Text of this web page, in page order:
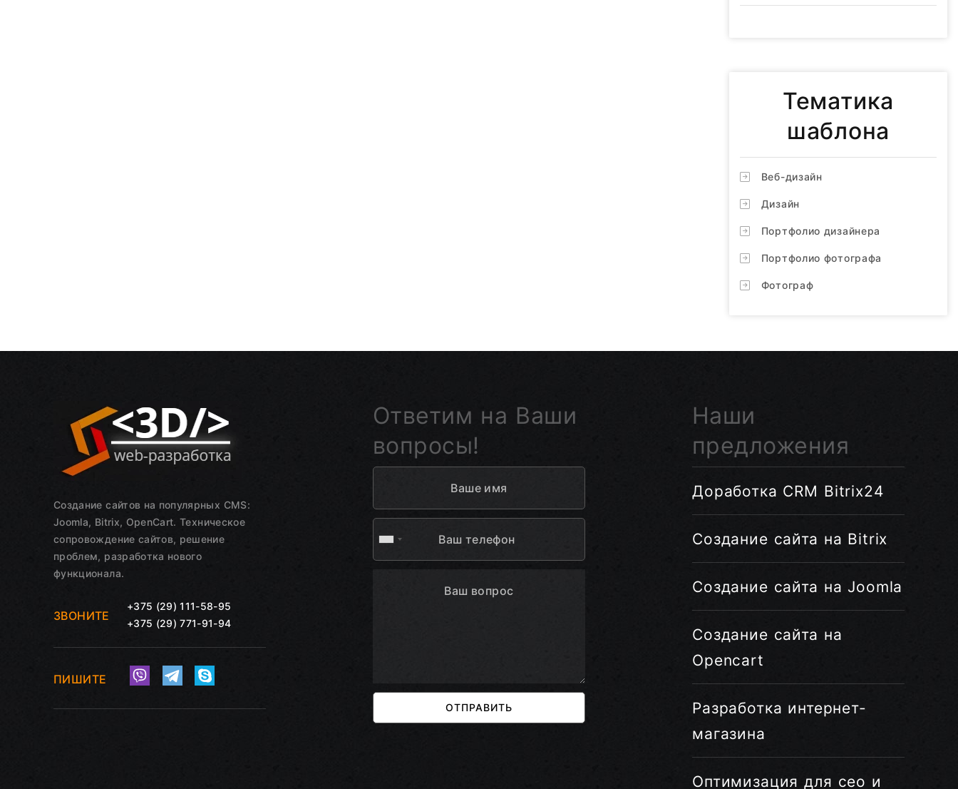
Тематика
шаблона
Веб-дизайн
Дизайн
Портфолио дизайнера
Портфолио фотографа
Фотограф
Создание сайтов на популярных CMS:
Joomla, Bitrix, OpenCart. Техническое
сопровождение сайтов, решение
проблем, разработка нового
функционала.
ЗВОНИТЕ
+375 (29) 111-58-95
+375 (29) 771-91-94
ПИШИТЕ
Ответим на Ваши
вопросы!
ОТПРАВИТЬ
Наши
предложения
Доработка CRM Bitrix24
Создание сайта на Bitrix
Создание сайта на Joomla
Создание сайта на
Opencart
Разработка интернет-
магазина
Оптимизация для сео и